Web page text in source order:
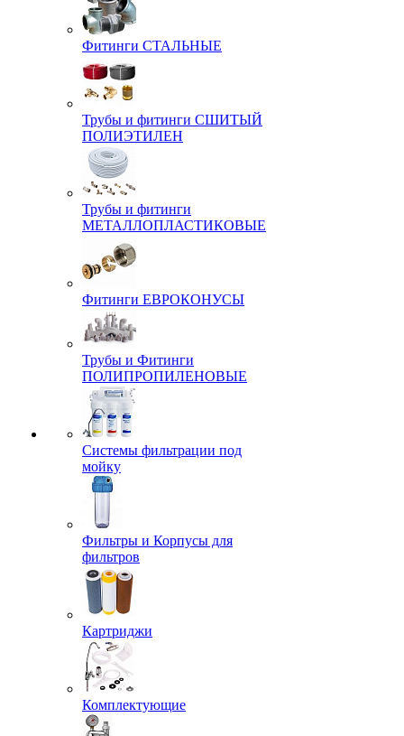
Фитинги СТАЛЬНЫЕ
Трубы и фитинги СШИТЫЙ
ПОЛИЭТИЛЕН
Трубы и фитинги
МЕТАЛЛОПЛАСТИКОВЫЕ
Фитинги ЕВРОКОНУСЫ
Трубы и Фитинги
ПОЛИПРОПИЛЕНОВЫЕ
Системы фильтрации под
мойку
Фильтры и Корпусы для
фильтров
Картриджи
Комплектующие